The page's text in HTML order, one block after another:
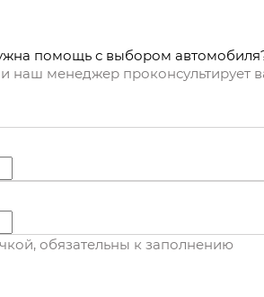
помощь с выбором
и наш менеджер проконсультирует
обязательны к заполнению